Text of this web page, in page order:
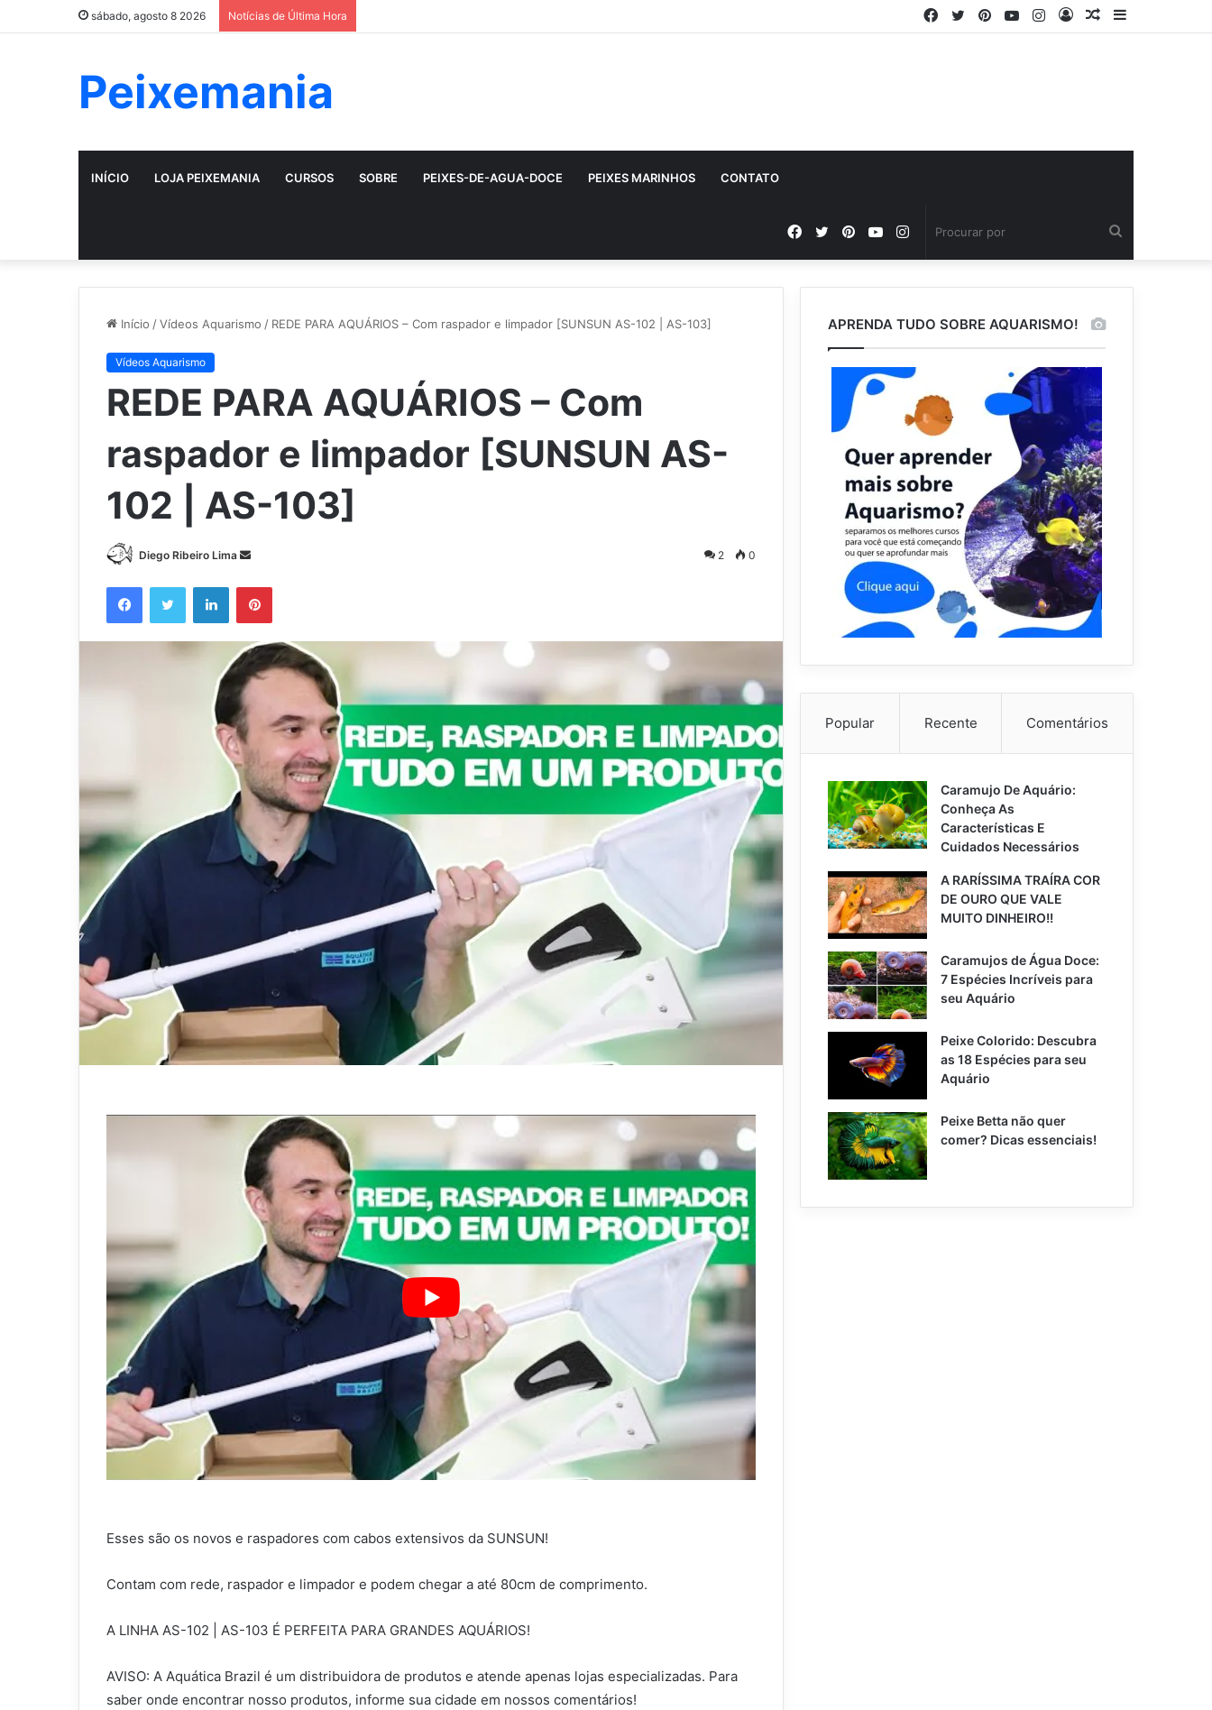
sábado, agosto 8 2026 Notícias de Última Hora
Barra
Artigo
Entrar
Instagram
YouTube
Pinterest
Twitter
Facebook
Peixemania
INÍCIO LOJA PEIXEMANIA CURSOS SOBRE PEIXES-DE-AGUA-DOCE PEIXES MARINHOS CONTATO
por
Instagram
YouTube
Pinterest
Twitter
Facebook
Início /Vídeos Aquarismo / REDE PARA AQUÁRIOS – Com raspador e limpador [SUNSUN AS-102 | AS-103]
Vídeos Aquarismo
REDE PARA AQUÁRIOS – Com
raspador e limpador [SUNSUN AS-
102 | AS-103]
Diego Ribeiro Lima
Mande
e-
2 0
FacebookTwitter LinkedinPinterest
Esses são os novos e raspadores com cabos extensivos da SUNSUN!
Contam com rede, raspador e limpador e podem chegar a até 80cm de comprimento.
A LINHA AS-102 | AS-103 É PERFEITA PARA GRANDES AQUÁRIOS!
AVISO: A Aquática Brazil é um distribuidora de produtos e atende apenas lojas especializadas. Para
saber onde encontrar nosso produtos, informe sua cidade em nossos comentários!
APRENDA TUDO SOBRE AQUARISMO!
Popular Recente Comentários
Caramujo De Aquário:
Conheça As
Características E
Cuidados Necessários
A RARÍSSIMA TRAÍRA COR
DE OURO QUE VALE
MUITO DINHEIRO!!
Caramujos de Água Doce:
7 Espécies Incríveis para
seu Aquário
Peixe Colorido: Descubra
as 18 Espécies para seu
Aquário
Peixe Betta não quer
comer? Dicas essenciais!